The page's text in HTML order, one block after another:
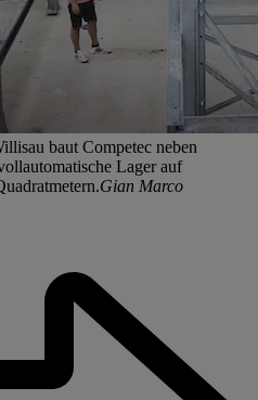
baut Competec neben
Lager auf
Gian Marco